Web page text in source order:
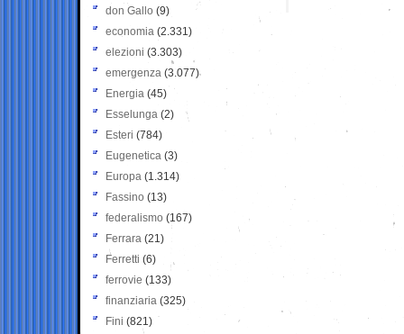
don Gallo (9)
economia (2.331)
elezioni (3.303)
emergenza (3.077)
Energia (45)
Esselunga (2)
Esteri (784)
Eugenetica (3)
Europa (1.314)
Fassino (13)
federalismo (167)
Ferrara (21)
Ferretti (6)
ferrovie (133)
finanziaria (325)
Fini (821)